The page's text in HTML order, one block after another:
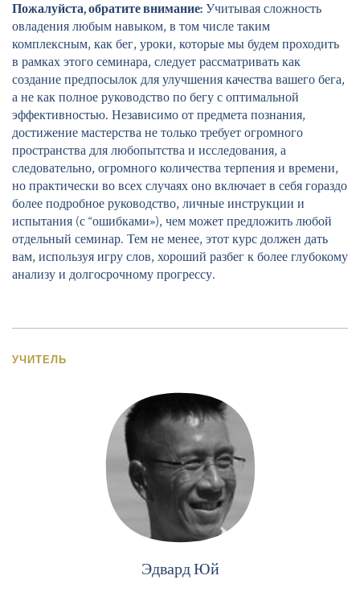
Пожалуйста, обратите внимание:Учитывая сложность
овладения любым навыком, в том числе таким
комплексным, как бег, уроки, которые мы будем проходить
в рамках этого семинара, следует рассматривать как
создание предпосылок для улучшения качества вашего бега,
а не как полное руководство по бегу с оптимальной
эффективностью. Независимо от предмета познания,
достижение мастерства не только требует огромного
пространства для любопытства и исследования, а
следовательно, огромного количества терпения и времени,
но практически во всех случаях оно включает в себя гораздо
более подробное руководство, личные инструкции и
испытания (с “ошибками»), чем может предложить любой
отдельный семинар. Тем не менее, этот курс должен дать
вам, используя игру слов, хороший разбег к более глубокому
анализу и долгосрочному прогрессу.
УЧИТЕЛЬ
Эдвард Юй